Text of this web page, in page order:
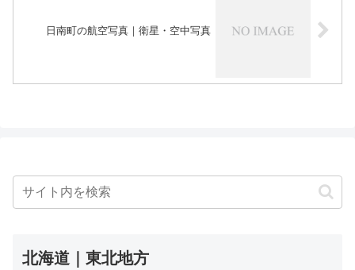
日南町の航空写真｜衛星・空中写真
北海道｜東北地方